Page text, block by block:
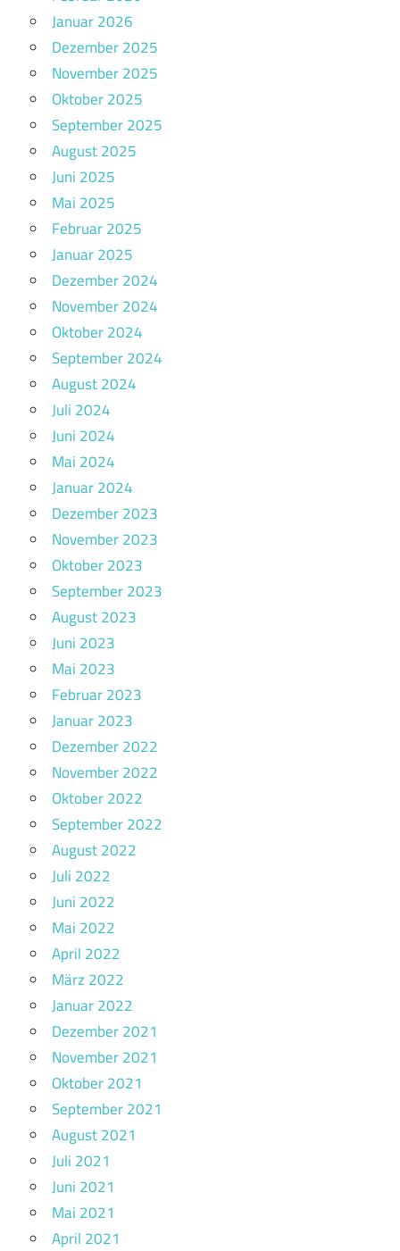
Januar 2026
Dezember 2025
November 2025
Oktober 2025
September 2025
August 2025
Juni 2025
Mai 2025
Februar 2025
Januar 2025
Dezember 2024
November 2024
Oktober 2024
September 2024
August 2024
Juli 2024
Juni 2024
Mai 2024
Januar 2024
Dezember 2023
November 2023
Oktober 2023
September 2023
August 2023
Juni 2023
Mai 2023
Februar 2023
Januar 2023
Dezember 2022
November 2022
Oktober 2022
September 2022
August 2022
Juli 2022
Juni 2022
Mai 2022
April 2022
März 2022
Januar 2022
Dezember 2021
November 2021
Oktober 2021
September 2021
August 2021
Juli 2021
Juni 2021
Mai 2021
April 2021